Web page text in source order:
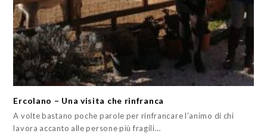
Ercolano – Una visita che rinfranca
A volte bastano poche parole per rinfrancare l'animo di chi
lavora accanto alle persone più fragili…